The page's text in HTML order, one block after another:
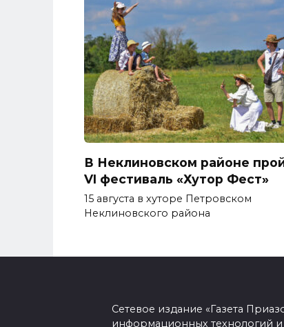
В Неклиновском районе
VI фестиваль «Хутор Фест»
15 августа в хуторе Петровском
Неклиновского района
Сетевое издание «Газета
информационных технологий